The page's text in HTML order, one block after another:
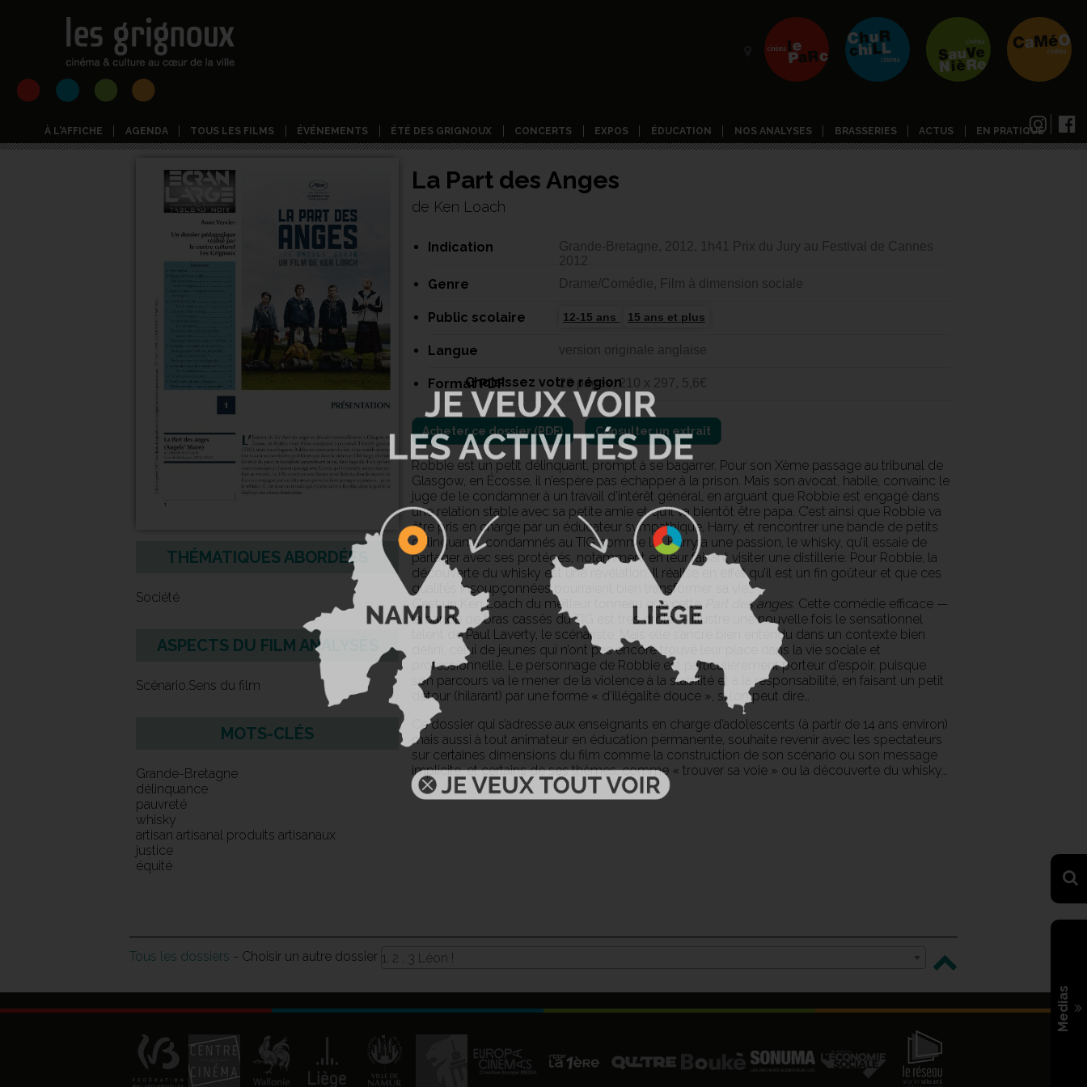
Medias
À L'AFFICHE AGENDA TOUS LES FILMS ÉVÉNEMENTS ÉTÉ DES GRIGNOUX CONCERTS EXPOS ÉDUCATION NOS ANALYSES BRASSERIES ACTUS EN PRATIQUE
THÉMATIQUES ABORDÉES
Société
ASPECTS DU FILM ANALYSÉS
Scénario,Sens du film
MOTS-CLÉS
Grande-Bretagne
délinquance
pauvreté
whisky
artisan artisanal produits artisanaux
justice
équité
La Part des Anges
de Ken Loach
Indication
Grande-Bretagne, 2012, 1h41 Prix du Jury au Festival de Cannes
2012
Genre Drame/Comédie, Film à dimension sociale
Public scolaire 12-15 ans 15 ans et plus
Langue version originale anglaise
Format PDF 28 pages, 210 x 297, 5,6€
Consulter un extrait
Robbie est un petit délinquant, prompt à se bagarrer. Pour son Xème passage au tribunal de
Glasgow, en Écosse, il n’espère pas échapper à la prison. Mais son avocat, habile, convainc le
juge de le condamner à un travail d’intérêt général, en arguant que Robbie est engagé dans
une relation stable avec sa petite amie et qu’il va bientôt être papa. C’est ainsi que Robbie va
être pris en charge par un éducateur sympathique, Harry, et rencontrer une bande de petits
délinquants, condamnés au TIG comme lui. Harry a une passion, le whisky, qu’il essaie de
partager avec ses protégés, notamment en leur faisant visiter une distillerie. Pour Robbie, la
découverte du whisky est une révélation. Il réalise en effet qu’il est un fin goûteur et que ces
qualités insoupçonnées pourraient bien transformer sa vie…
C’est un Ken Loach du meilleur tonneau que cette
Part des anges. Cette comédie efficace —
la bande de bras cassés du TIG est très drôle — illustre une nouvelle fois le sensationnel
talent de Paul Laverty, le scénariste. Mais elle s’ancre bien entendu dans un contexte bien
défini, celui de jeunes qui n’ont pas encore trouvé leur place dans la vie sociale et
professionnelle. Le personnage de Robbie est particulièrement porteur d’espoir, puisque
son parcours va le mener de la violence à la stabilité et à la responsabilité, en faisant un petit
détour (hilarant) par une forme « d’illégalité douce », si l’on peut dire…
Ce dossier qui s’adresse aux enseignants en charge d’adolescents (à partir de 14 ans environ)
mais aussi à tout animateur en éducation permanente, souhaite revenir avec les spectateurs
sur certaines dimensions du film comme la construction de son scénario ou son message
implicite, et certains de ses thèmes, comme « trouver sa voie » ou la découverte du whisky…
Tous les dossiers - Choisir un autre dossier 1, 2 , 3 Léon !
Choisissez votre région